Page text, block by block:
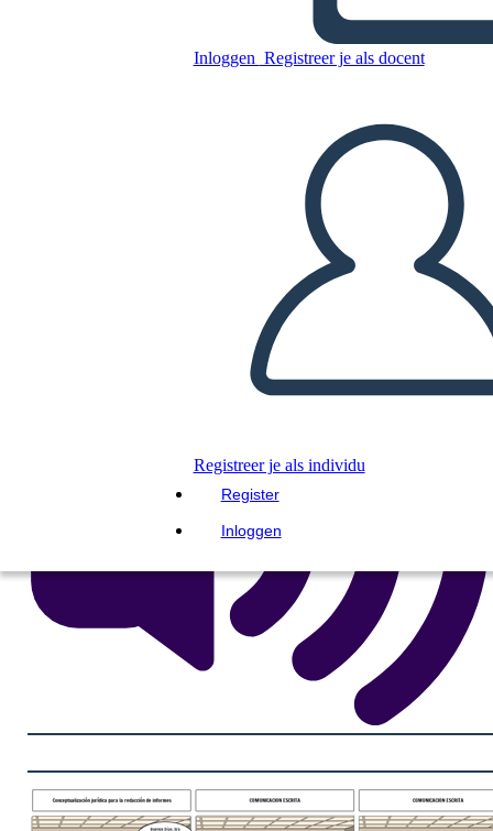
Inloggen Registreer je als docent
Registreer je als individu
Register
Inloggen
Untitled Storyboard
Kopieer dit Storyboard
MAAK EEN STORYBOARD
DIAVOORSTELLING AFSPELEN
LEES MIJ VOOR